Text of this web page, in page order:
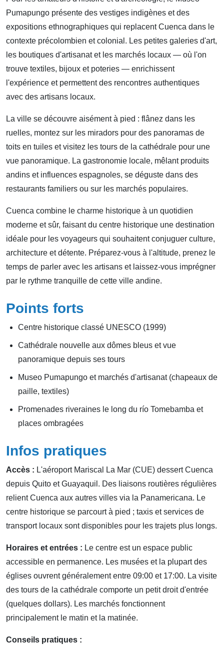
Pumapungo présente des vestiges indigènes et des
expositions ethnographiques qui replacent Cuenca dans le
contexte précolombien et colonial. Les petites galeries d'art,
les boutiques d'artisanat et les marchés locaux — où l'on
trouve textiles, bijoux et poteries — enrichissent
l'expérience et permettent des rencontres authentiques
avec des artisans locaux.
La ville se découvre aisément à pied : flânez dans les
ruelles, montez sur les miradors pour des panoramas de
toits en tuiles et visitez les tours de la cathédrale pour une
vue panoramique. La gastronomie locale, mêlant produits
andins et influences espagnoles, se déguste dans des
restaurants familiers ou sur les marchés populaires.
Cuenca combine le charme historique à un quotidien
moderne et sûr, faisant du centre historique une destination
idéale pour les voyageurs qui souhaitent conjuguer culture,
architecture et détente. Préparez-vous à l'altitude, prenez le
temps de parler avec les artisans et laissez-vous imprégner
par le rythme tranquille de cette ville andine.
Points forts
Centre historique classé UNESCO (1999)
Cathédrale nouvelle aux dômes bleus et vue
panoramique depuis ses tours
Museo Pumapungo et marchés d'artisanat (chapeaux de
paille, textiles)
Promenades riveraines le long du río Tomebamba et
places ombragées
Infos pratiques
Accès : L'aéroport Mariscal La Mar (CUE) dessert Cuenca
depuis Quito et Guayaquil. Des liaisons routières régulières
relient Cuenca aux autres villes via la Panamericana. Le
centre historique se parcourt à pied ; taxis et services de
transport locaux sont disponibles pour les trajets plus longs.
Horaires et entrées : Le centre est un espace public
accessible en permanence. Les musées et la plupart des
églises ouvrent généralement entre 09:00 et 17:00. La visite
des tours de la cathédrale comporte un petit droit d'entrée
(quelques dollars). Les marchés fonctionnent
principalement le matin et la matinée.
Conseils pratiques :